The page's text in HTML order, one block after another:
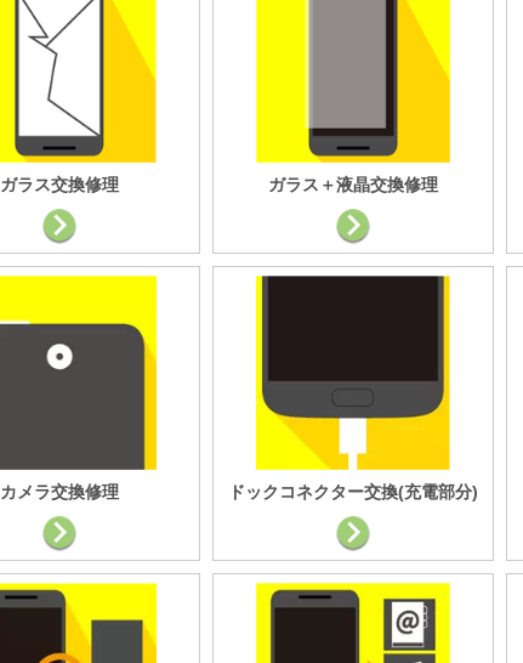
ガラス交換修理 ガラス＋液晶交換修理
カメラ交換修理 ドックコネクター交換(充電部分)